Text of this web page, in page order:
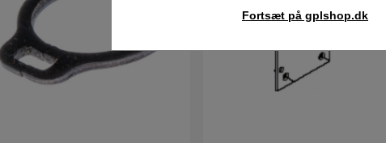
Fortsæt på gplshop.dk